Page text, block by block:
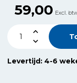
59,00 Excl.
Levertijd: 4-6